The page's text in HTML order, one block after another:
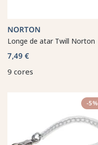
NORTON
Longe de atar Twill Norton
7,49 €
9 cores
-5%